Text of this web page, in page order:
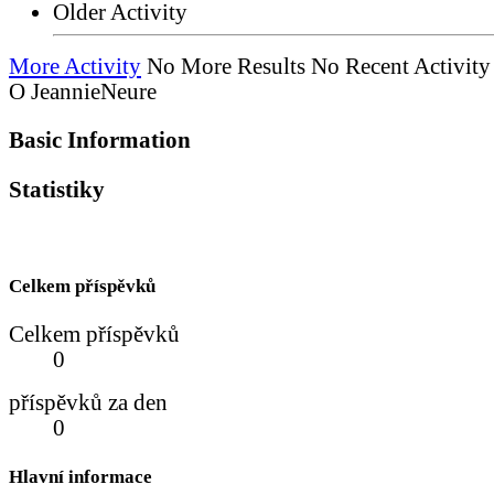
Older Activity
More Activity No More Results No Recent Activity
O JeannieNeure
Basic Information
Statistiky
Celkem příspěvků
Celkem příspěvků
0
příspěvků za den
0
Hlavní informace